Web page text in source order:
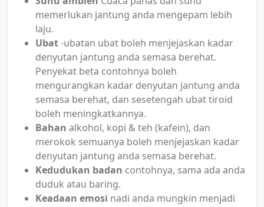
memerlukan jantung anda mengepam lebih
laju.
Ubat-ubatan ubat boleh menjejaskan kadar
denyutan jantung anda semasa berehat.
Penyekat beta contohnya boleh
mengurangkan kadar denyutan jantung anda
semasa berehat, dan sesetengah ubat tiroid
boleh meningkatkannya.
Bahan alkohol, kopi & teh (kafein), dan
merokok semuanya boleh menjejaskan kadar
denyutan jantung anda semasa berehat.
Kedudukan badan contohnya, sama ada anda
duduk atau baring.
Keadaan emosi nadi anda mungkin menjadi